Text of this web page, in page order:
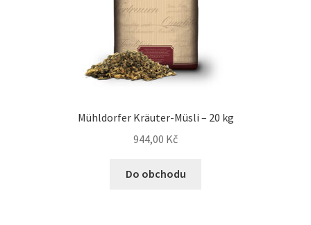
Mühldorfer Kräuter-Müsli – 20 kg
944,00 Kč
Do obchodu